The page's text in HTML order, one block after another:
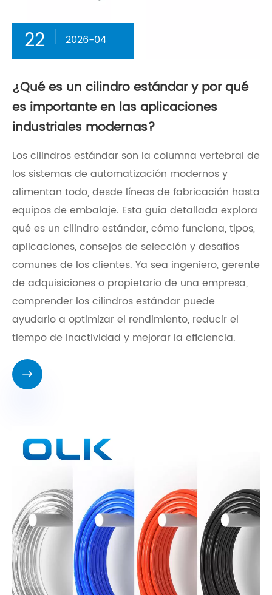
22 2026-04
¿Qué es un cilindro estándar y por qué
es importante en las aplicaciones
industriales modernas?
​Los cilindros estándar son la columna vertebral de
los sistemas de automatización modernos y
alimentan todo, desde líneas de fabricación hasta
equipos de embalaje. Esta guía detallada explora
qué es un cilindro estándar, cómo funciona, tipos,
aplicaciones, consejos de selección y desafíos
comunes de los clientes. Ya sea ingeniero, gerente
de adquisiciones o propietario de una empresa,
comprender los cilindros estándar puede
ayudarlo a optimizar el rendimiento, reducir el
tiempo de inactividad y mejorar la eficiencia.
